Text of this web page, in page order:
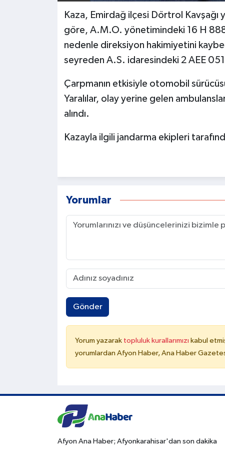
Kaza, Emirdağ ilçesi Dörtrol Kavşağı
göre, A.M.O. yönetimindeki 16 H
nedenle direksiyon hakimiyetini
seyreden A.S. idaresindeki 2 AEE 051
Çarpmanın etkisiyle otomobil
Yaralılar, olay yerine gelen
alındı.
Kazayla ilgili jandarma ekipleri
Yorumlar
Gönder
Yorum yazarak topluluk kurallarımızı kabul
yorumlardan Afyon Haber, Ana Haber
Afyon Ana Haber; Afyonkarahisar'dan son dakika